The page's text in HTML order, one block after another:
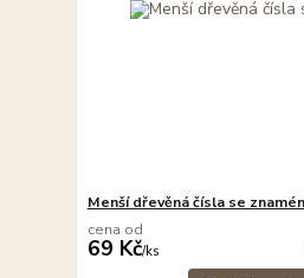
Menší dřevěná čísla se
cena od
69 Kč/ks